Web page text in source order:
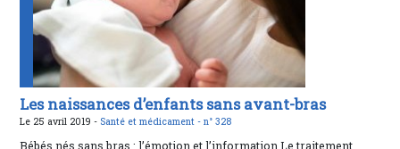
Les naissances d’enfants sans avant-bras
Le 25 avril 2019 - Santé et médicament -n° 328
Bébés nés sans bras : l’émotion et l’information Le traitement